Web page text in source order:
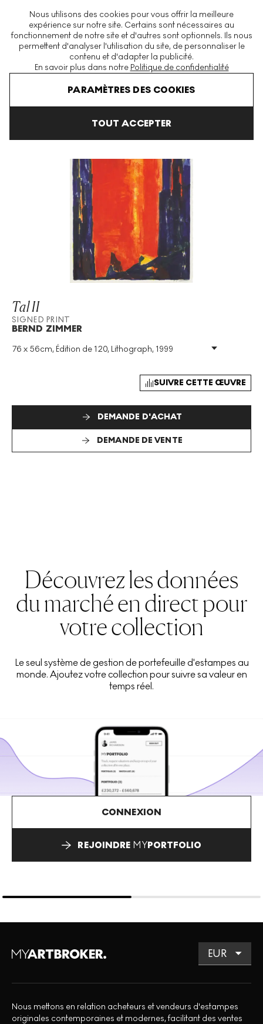
Nous utilisons des cookies pour vous offrir la meilleure
expérience sur notre site. Certains sont nécessaires au
fonctionnement de notre site et d'autres sont optionnels. Ils nous
permettent d'analyser l'utilisation du site, de personnaliser le
contenu et d'adapter la publicité.
En savoir plus dans notre Politique de confidentialité
PARAMÈTRES DES COOKIES
TOUT ACCEPTER
La plus grande plateforme mondiale d'estampes et éditions
modernes et contemporaines
Bernd Zimmer Tal II Signed Print
Tal II
SIGNED PRINT
BERND ZIMMER
76 x 56cm, Édition de 120, Lithograph, 1999
Technique: Lithograph
Signé: Oui
Signed Print
SUIVRE CETTE ŒUVRE
DEMANDE D'ACHAT
DEMANDE DE VENTE
Découvrez les données
du marché en direct pour
votre collection
Le seul système de gestion de portefeuille d'estampes au
monde. Ajoutez votre collection pour suivre sa valeur en
temps réel.
CONNEXION
REJOINDRE MYPORTFOLIO
Nous mettons en relation acheteurs et vendeurs d'estampes
originales contemporaines et modernes, facilitant des ventes